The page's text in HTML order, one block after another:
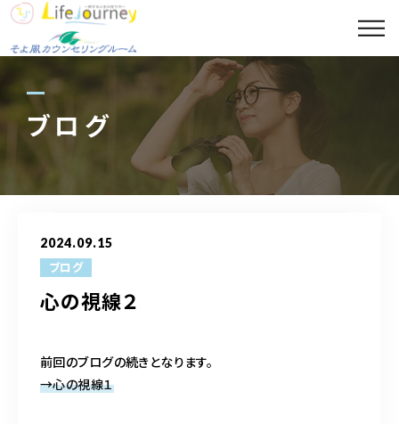
ブログ
2024.09.15
ブログ
心の視線２
前回のブログの続きとなります。
→心の視線１
コンセプト
代表プロフィール
セッションメニュー
ブログ